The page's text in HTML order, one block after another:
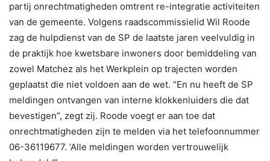
partij onrechtmatigheden omtrent re-integratie activiteiten
van de gemeente. Volgens raadscommissielid Wil Roode
zag de hulpdienst van de SP de laatste jaren veelvuldig in
de praktijk hoe kwetsbare inwoners door bemiddeling van
zowel Matchez als het Werkplein op trajecten worden
geplaatst die niet voldoen aan de wet. “En nu heeft de SP
meldingen ontvangen van interne klokkenluiders die dat
bevestigen”, zegt zij. Roode voegt er aan toe dat
onrechtmatigheden zijn te melden via het telefoonnummer
06-36119677. ‘Alle meldingen worden vertrouwelijk